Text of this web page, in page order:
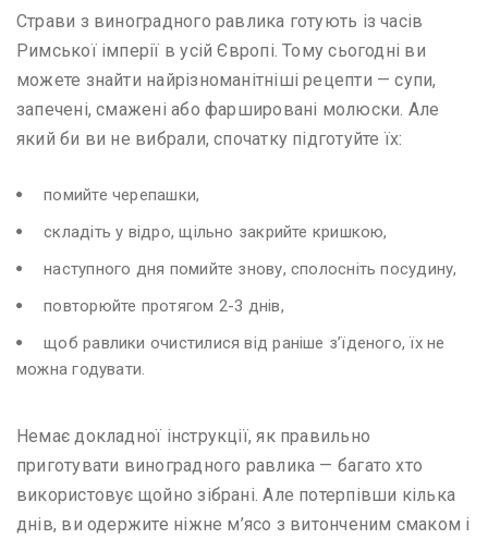
Страви з виноградного равлика готують із часів
Римської імперії в усій Європі. Тому сьогодні ви
можете знайти найрізноманітніші рецепти — супи,
запечені, смажені або фаршировані молюски. Але
який би ви не вибрали, спочатку підготуйте їх:
помийте черепашки,
складіть у відро, щільно закрийте кришкою,
наступного дня помийте знову, сполосніть посудину,
повторюйте протягом 2-3 днів,
щоб равлики очистилися від раніше з’їденого, їх не
можна годувати.
Немає докладної інструкції, як правильно
приготувати виноградного равлика — багато хто
використовує щойно зібрані. Але потерпівши кілька
днів, ви одержите ніжне м’ясо з витонченим смаком і